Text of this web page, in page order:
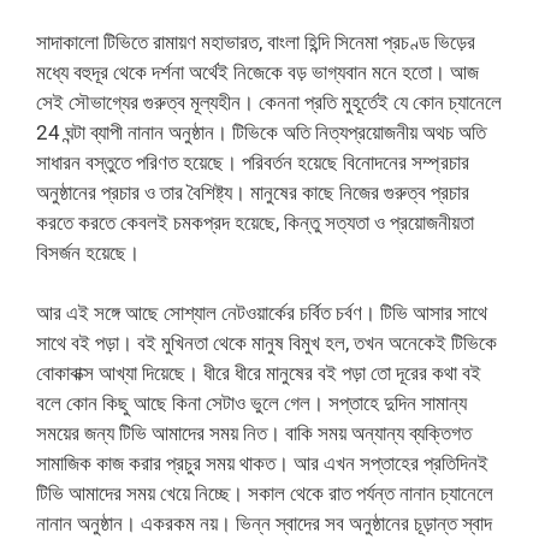
সাদাকালো টিভিতে রামায়ণ মহাভারত, বাংলা হিন্দি সিনেমা প্রচণ্ড ভিড়ের
মধ্যে বহুদূর থেকে দর্শনা অর্থেই নিজেকে বড় ভাগ্যবান মনে হতো। আজ
সেই সৌভাগ্যের গুরুত্ব মূল্যহীন। কেননা প্রতি মুহূর্তেই যে কোন চ্যানেলে
24 ঘন্টা ব্যাপী নানান অনুষ্ঠান। টিভিকে অতি নিত্যপ্রয়োজনীয় অথচ অতি
সাধারন বস্তুতে পরিণত হয়েছে। পরিবর্তন হয়েছে বিনোদনের সম্প্রচার
অনুষ্ঠানের প্রচার ও তার বৈশিষ্ট্য। মানুষের কাছে নিজের গুরুত্ব প্রচার
করতে করতে কেবলই চমকপ্রদ হয়েছে, কিন্তু সত্যতা ও প্রয়োজনীয়তা
বিসর্জন হয়েছে।
আর এই সঙ্গে আছে সোশ্যাল নেটওয়ার্কের চর্বিত চর্বণ। টিভি আসার সাথে
সাথে বই পড়া। বই মুখিনতা থেকে মানুষ বিমুখ হল, তখন অনেকেই টিভিকে
বোকাবাক্স আখ্যা দিয়েছে। ধীরে ধীরে মানুষের বই পড়া তো দূরের কথা বই
বলে কোন কিছু আছে কিনা সেটাও ভুলে গেল‌। সপ্তাহে দুদিন সামান্য
সময়ের জন্য টিভি আমাদের সময় নিত। বাকি সময় অন্যান্য ব্যক্তিগত
সামাজিক কাজ করার প্রচুর সময় থাকত। আর এখন সপ্তাহের প্রতিদিনই
টিভি আমাদের সময় খেয়ে নিচ্ছে। সকাল থেকে রাত পর্যন্ত নানান চ্যানেলে
নানান অনুষ্ঠান। একরকম নয়। ভিন্ন স্বাদের সব অনুষ্ঠানের চূড়ান্ত স্বাদ